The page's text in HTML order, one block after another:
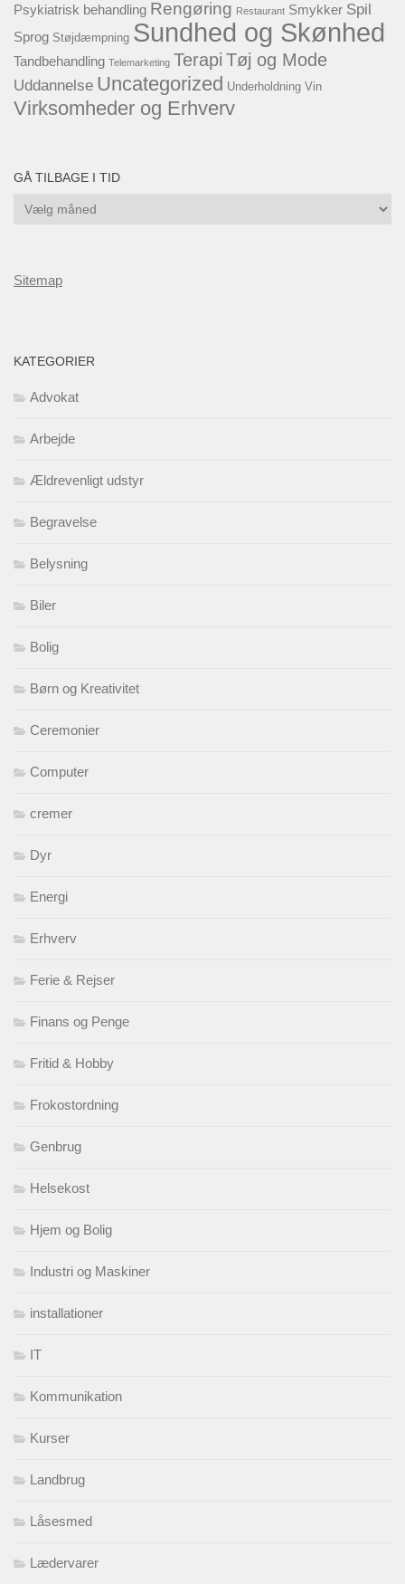
Psykiatrisk behandling Rengøring Restaurant Smykker Spil
Sprog Støjdæmpning Sundhed og Skønhed
Tandbehandling Telemarketing Terapi Tøj og Mode
Uddannelse Uncategorized Underholdning Vin
Virksomheder og Erhverv
GÅ TILBAGE I TID
Gå
Sitemap
KATEGORIER
Advokat
Arbejde
Ældrevenligt udstyr
Begravelse
Belysning
Biler
Bolig
Børn og Kreativitet
Ceremonier
Computer
cremer
Dyr
Energi
Erhverv
Ferie & Rejser
Finans og Penge
Fritid & Hobby
Frokostordning
Genbrug
Helsekost
Hjem og Bolig
Industri og Maskiner
installationer
IT
Kommunikation
Kurser
Landbrug
Låsesmed
Lædervarer